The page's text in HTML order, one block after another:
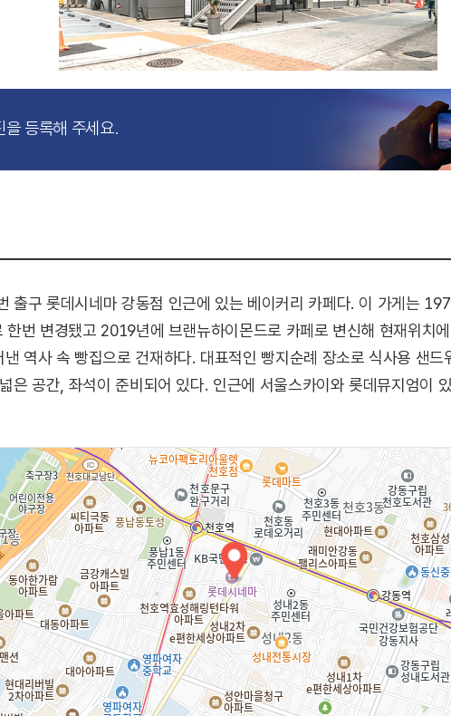
을 등록해 주세요.
출구 롯데시네마 강동점 인근에 있는 베이커리 카페다. 이 가게는
번 변경됐고 2019년에 브랜뉴하이몬드로 카페로 변신해 현재위치
역사 속 빵집으로 건재하다. 대표적인 빵지순례 장소로 식사용 샌
은 공간, 좌석이 준비되어 있다. 인근에 서울스카이와 롯데뮤지엄이